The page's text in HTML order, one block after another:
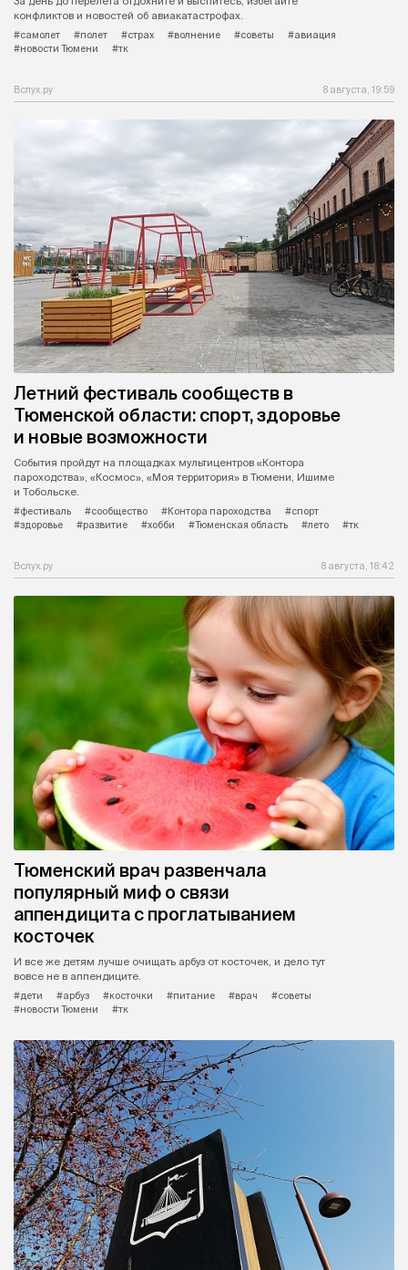
конфликтов и новостей об авиакатастрофах.
#самолет
#полет #страх #волнение #советы
#авиация
#новости Тюмени
#тк
Вслух.ру 8 августа, 19:59
Летний фестиваль сообществ в
Тюменской области: спорт, здоровье
и новые возможности
События пройдут на площадках мультицентров «Контора
пароходства», «Космос», «Моя территория» в Тюмени, Ишиме
и Тобольске.
#фестиваль
#сообщество #Контора пароходства
#спорт
#здоровье
#развитие #хобби #Тюменская область #лето #тк
Вслух.ру 8 августа, 18:42
Тюменский врач развенчала
популярный миф о связи
аппендицита с проглатыванием
косточек
И все же детям лучше очищать арбуз от косточек, и дело тут
вовсе не в аппендиците.
#дети
#арбуз #косточки #питание #врач
#советы
#новости Тюмени
#тк